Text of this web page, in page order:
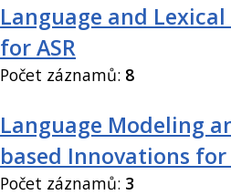
Language and
for ASR
Počet záznamů: 8
Language Modeling
based Innovations for
Počet záznamů: 3